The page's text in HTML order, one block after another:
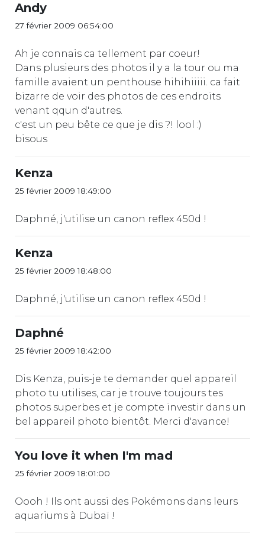
Andy
27 février 2009 06:54:00
Ah je connais ca tellement par coeur!
Dans plusieurs des photos il y a la tour ou ma
famille avaient un penthouse hihihiiiii. ca fait
bizarre de voir des photos de ces endroits
venant qqun d'autres.
c'est un peu bête ce que je dis ?! lool :)
bisous
Kenza
25 février 2009 18:49:00
Daphné, j'utilise un canon reflex 450d !
Kenza
25 février 2009 18:48:00
Daphné, j'utilise un canon reflex 450d !
Daphné
25 février 2009 18:42:00
Dis Kenza, puis-je te demander quel appareil
photo tu utilises, car je trouve toujours tes
photos superbes et je compte investir dans un
bel appareil photo bientôt. Merci d'avance!
You love it when I'm mad
25 février 2009 18:01:00
Oooh ! Ils ont aussi des Pokémons dans leurs
aquariums à Dubaï !